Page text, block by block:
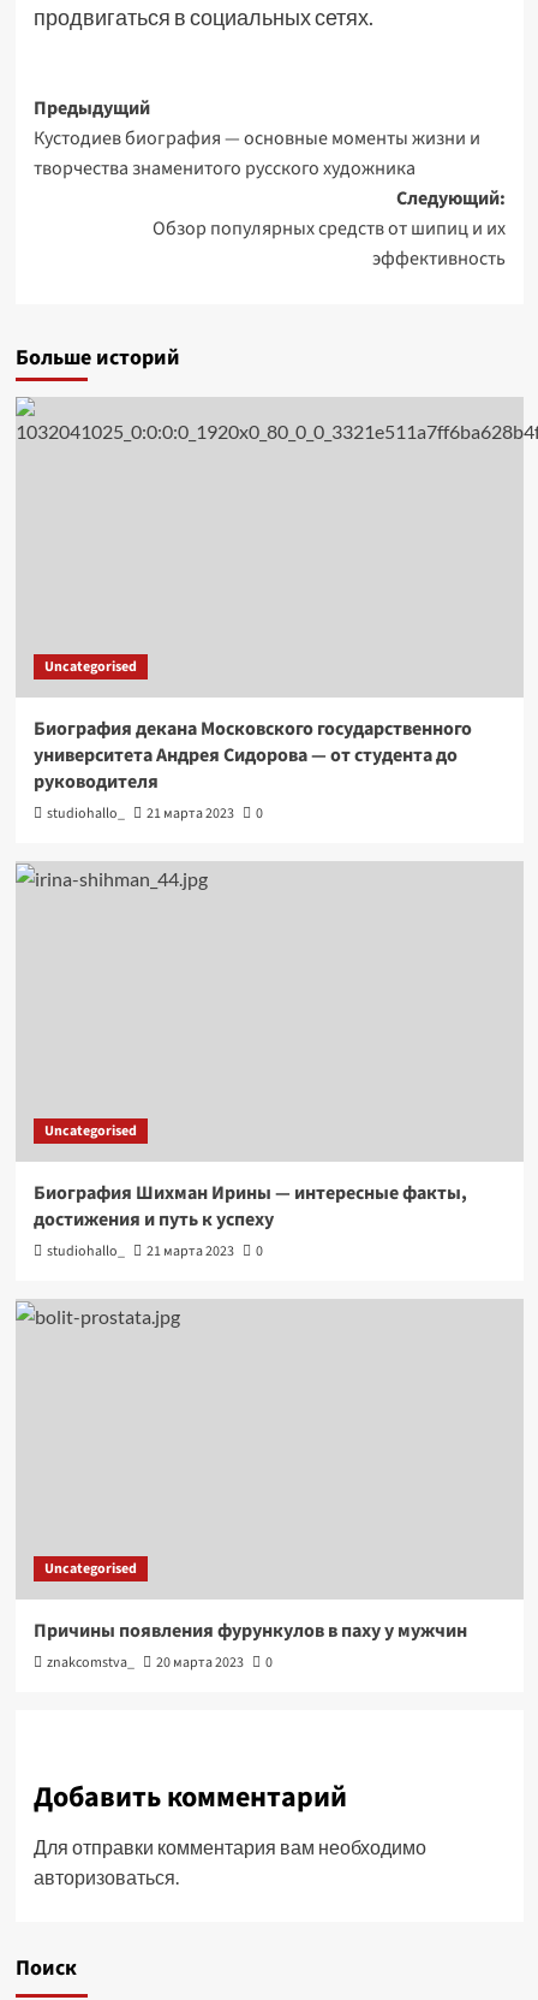
продвигаться в социальных сетях.
Навигация
записи
Предыдущий
Кустодиев биография — основные моменты жизни и
творчества знаменитого русского художника
Следующий:
Обзор популярных средств от шипиц и их
эффективность
Больше историй
Uncategorised
Биография декана Московского государственного
университета Андрея Сидорова — от студента до
руководителя
studiohallo_ 21 марта 2023 0
Uncategorised
Биография Шихман Ирины — интересные факты,
достижения и путь к успеху
studiohallo_ 21 марта 2023 0
Uncategorised
Причины появления фурункулов в паху у мужчин
znakcomstva_ 20 марта 2023 0
Добавить комментарий
Для отправки комментария вам необходимо
авторизоваться.
Поиск